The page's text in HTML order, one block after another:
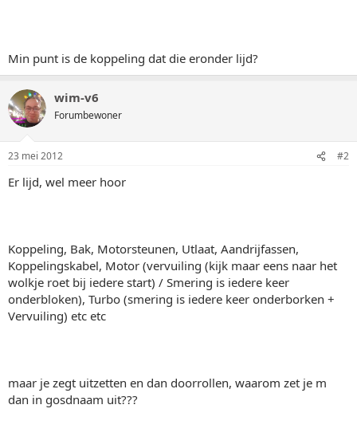
Min punt is de koppeling dat die eronder lijd?
wim-v6
Forumbewoner
23 mei 2012 #2
Er lijd, wel meer hoor
Koppeling, Bak, Motorsteunen, Utlaat, Aandrijfassen,
Koppelingskabel, Motor (vervuiling (kijk maar eens naar het
wolkje roet bij iedere start) / Smering is iedere keer
onderbloken), Turbo (smering is iedere keer onderborken +
Vervuiling) etc etc
maar je zegt uitzetten en dan doorrollen, waarom zet je m
dan in gosdnaam uit???